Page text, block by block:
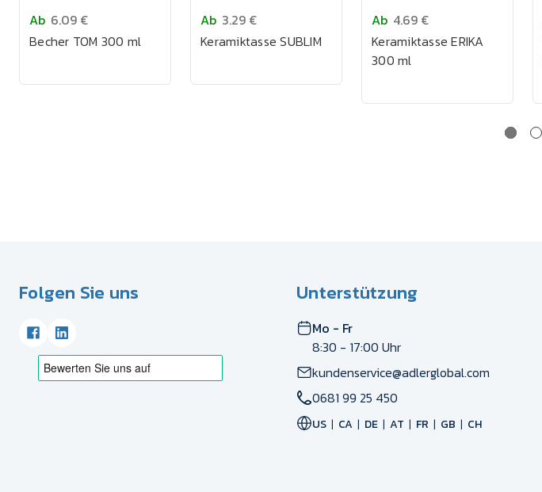
Ab 6.09 €
Becher TOM 300 ml
Ab 3.29 €
Keramiktasse SUBLIM
Ab 4.69 €
Keramiktasse ERIKA
300 ml
Folgen Sie uns Unterstützung
Mo - Fr
8:30 - 17:00 Uhr
kundenservice@adlerglobal.com
0681 99 25 450
US CA DE AT FR GB CH